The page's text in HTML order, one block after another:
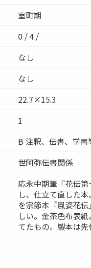
室町期
0 / 4 /
なし
なし
22.7×15.3
1
B 注釈、伝書、学書
世阿弥伝書関係
応永中期筆『花伝
し、仕立て直した
を宗節本『風姿花
しい。金茶色布表
てたもの。製本は先